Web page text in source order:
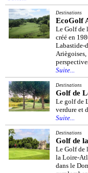
Destinations
EcoGolf
Le Golf de
créé en
Labastide-
Suite...
Destinations
Golf de
Le golf de
verdure et
Suite...
Destinations
Golf de
Le Golf de
la Loire-
dans le